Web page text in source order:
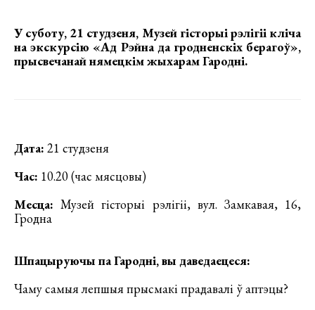
У суботу, 21 студзеня, Музей гісторыі рэлігіі кліча
на экскурсію «Ад Рэйна да гродненскіх берагоў»,
прысвечанай нямецкім жыхарам Гародні.
Дата: 21 студзеня
Час: 10.20 (час мясцовы)
Месца:Музей гісторыі рэлігіі, вул. Замкавая, 16,
Гродна
Шпацыруючы па Гародні, вы даведаецеся:
Чаму самыя лепшыя прысмакі прадавалі ў аптэцы?